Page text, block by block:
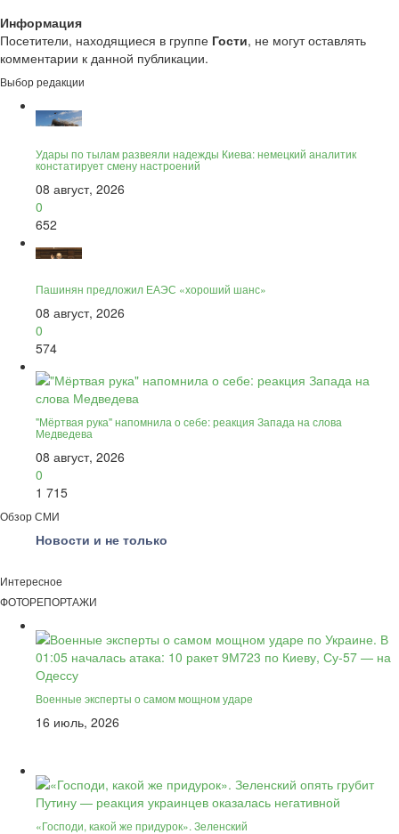
Информация
Посетители, находящиеся в группе Гости, не могут оставлять
комментарии к данной публикации.
Выбор редакции
Удары по тылам развеяли надежды Киева: немецкий аналитик
констатирует смену настроений
08 август, 2026
0
652
Пашинян предложил ЕАЭС «хороший шанс»
08 август, 2026
0
574
"Мёртвая рука" напомнила о себе: реакция Запада на слова
Медведева
08 август, 2026
0
1 715
Обзор СМИ
Новости и не только
Интересное
ФОТОРЕПОРТАЖИ
Военные эксперты о самом мощном ударе
16 июль, 2026
«Господи, какой же придурок». Зеленский